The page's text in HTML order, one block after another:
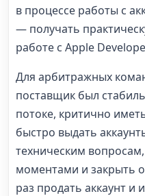
в процессе работы с
— получать
работе с Apple
Для арбитражных
поставщик был
потоке, критично
быстро выдать
техническим
моментами и закрыть
раз продать аккаунт и